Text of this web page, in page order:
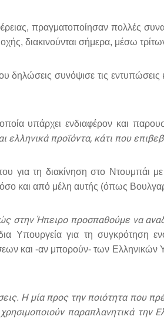
πραγματοποίησαν πολλές
διακινούνται σήμερα, μέσω
δηλώσεις συνόψισε τις
υπάρχει ενδιαφέρον και
προϊόντα, κάτι που
για τη διακίνηση στο Ντουμπάι
και από μέλη αυτής (όπως
στην Ήπειρο προσπαθούμε να
Υπουργεία για τη συγκρότηση
και -αν μπορούν- των Ελληνικών
Η μία προς την ποιότητα που
παραπλανητικά την